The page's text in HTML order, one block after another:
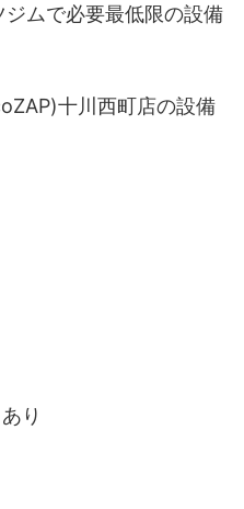
ムで必要最低限の設備
十川西町店の設備
り